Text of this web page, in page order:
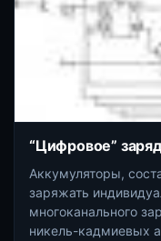
“Цифровое”
Аккумуляторы,
заряжать
многоканального
никель-кадмиевых